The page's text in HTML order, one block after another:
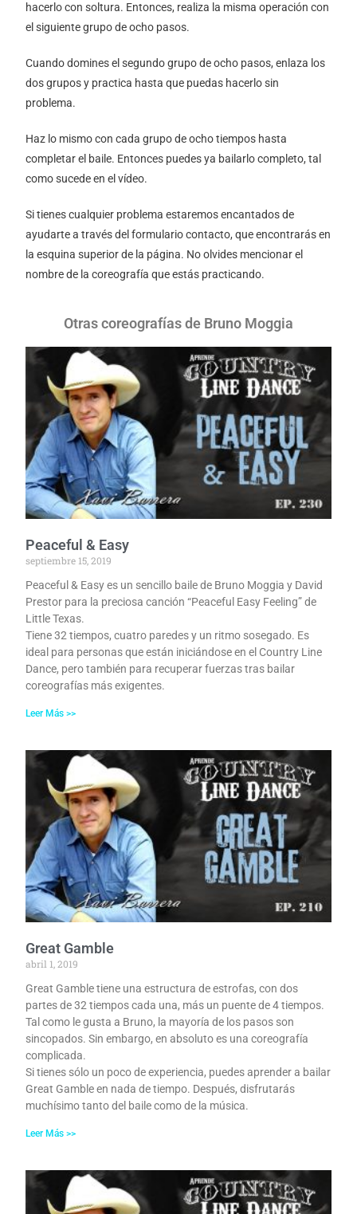
hacerlo con soltura. Entonces, realiza la misma operación con
el siguiente grupo de ocho pasos.
Cuando domines el segundo grupo de ocho pasos, enlaza los
dos grupos y practica hasta que puedas hacerlo sin
problema.
Haz lo mismo con cada grupo de ocho tiempos hasta
completar el baile. Entonces puedes ya bailarlo completo, tal
como sucede en el vídeo.
Si tienes cualquier problema estaremos encantados de
ayudarte a través del formulario contacto, que encontrarás en
la esquina superior de la página. No olvides mencionar el
nombre de la coreografía que estás practicando.
Otras coreografías de Bruno Moggia
Peaceful & Easy
septiembre 15, 2019
Peaceful & Easy es un sencillo baile de Bruno Moggia y David
Prestor para la preciosa canción “Peaceful Easy Feeling” de
Little Texas.
Tiene 32 tiempos, cuatro paredes y un ritmo sosegado. Es
ideal para personas que están iniciándose en el Country Line
Dance, pero también para recuperar fuerzas tras bailar
coreografías más exigentes.
Leer Más >>
Great Gamble
abril 1, 2019
Great Gamble tiene una estructura de estrofas, con dos
partes de 32 tiempos cada una, más un puente de 4 tiempos.
Tal como le gusta a Bruno, la mayoría de los pasos son
sincopados. Sin embargo, en absoluto es una coreografía
complicada.
Si tienes sólo un poco de experiencia, puedes aprender a bailar
Great Gamble en nada de tiempo. Después, disfrutarás
muchísimo tanto del baile como de la música.
Leer Más >>